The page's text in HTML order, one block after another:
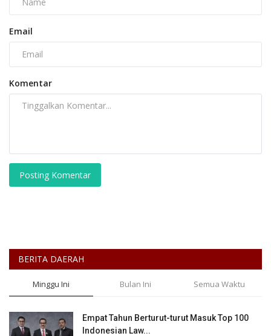
Email
Komentar
Posting Komentar
BERITA DAERAH
Minggu Ini Bulan Ini Semua Waktu
Empat Tahun Berturut-turut Masuk Top 100
Indonesian Law...